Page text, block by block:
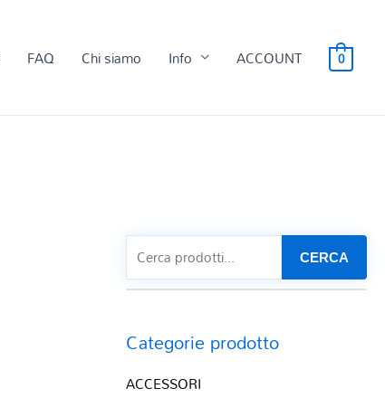
FAQ Chi siamo Info ACCOUNT 0
CERCA
Categorie prodotto
ACCESSORI